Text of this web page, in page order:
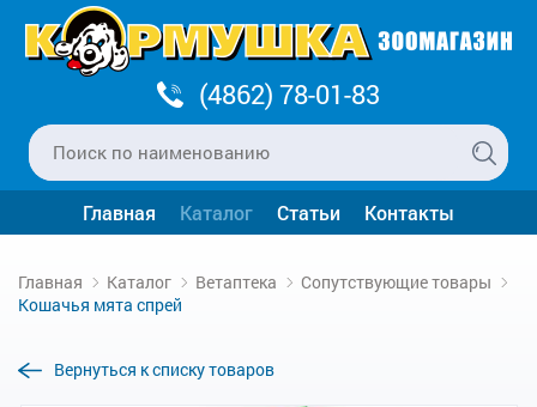
(4862) 78-01-83
Главная Каталог Статьи Контакты
Главная Каталог Ветаптека
Сопутствующие товары
Кошачья мята спрей
Вернуться к списку товаров